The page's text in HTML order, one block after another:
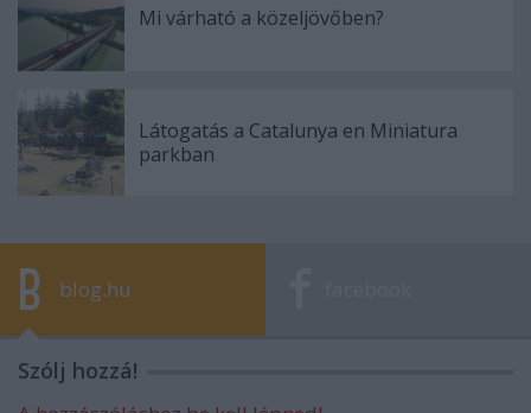
Mi várható a közeljövőben?
Látogatás a Catalunya en Miniatura
parkban
blog.hu
Szólj hozzá!